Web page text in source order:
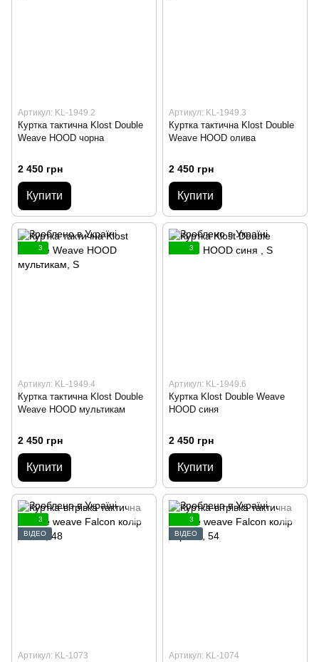
Артикул: KL-1949.2
Куртка тактична Klost Double
Weave HOOD чорна
2 450 грн
Купити
Артикул: KL-1949.3
Куртка тактична Klost Double
Weave HOOD олива
2 450 грн
Купити
3
Артикул: KL-1949.4
Куртка тактична Klost Double
Weave HOOD мультикам
2 450 грн
Купити
3
Артикул: KL-1949.6
Куртка Klost Double Weave
HOOD синя
2 450 грн
Купити
3
ВІДЕО
Артикул: KL-1073
3
ВІДЕО
Артикул: KL-1074